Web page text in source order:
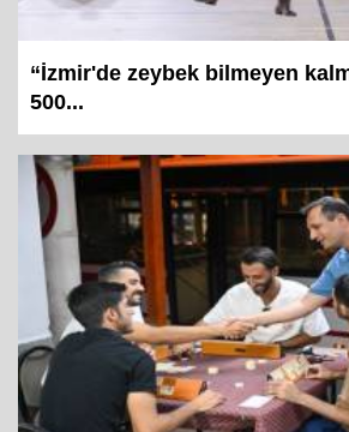
“İzmir'de zeybek bilmeyen
500...